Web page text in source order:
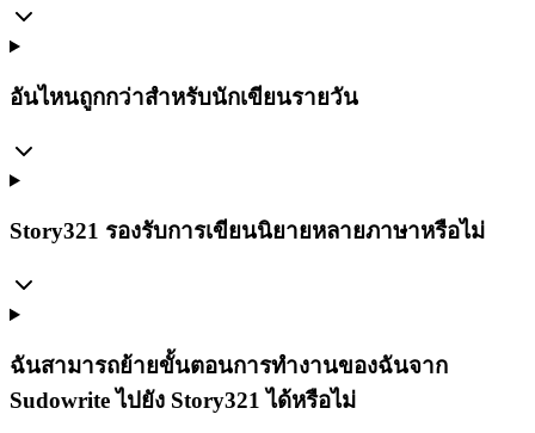
อันไหนถูกกว่าสำหรับนักเขียนรายวัน
Story321 รองรับการเขียนนิยายหลายภาษาหรือไม่
ฉันสามารถย้ายขั้นตอนการทำงานของฉันจาก
Sudowrite ไปยัง Story321 ได้หรือไม่